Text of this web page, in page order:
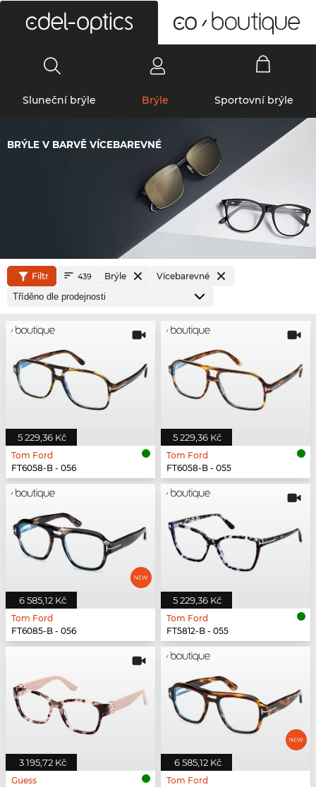
Sluneční brýle Brýle Sportovní brýle
BRÝLE V BARVĚ VÍCEBAREVNÉ
Filtr 439 Brýle Vícebarevné
5 229,36 Kč
Tom Ford
FT6058-B - 056
5 229,36 Kč
Tom Ford
FT6058-B - 055
6 585,12 Kč
Tom Ford
FT6085-B - 056
5 229,36 Kč
Tom Ford
FT5812-B - 055
3 195,72 Kč
Guess
6 585,12 Kč
Tom Ford